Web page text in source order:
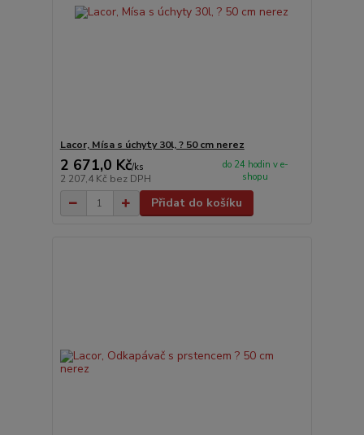
Lacor, Mísa s úchyty 30l, ? 50 cm nerez
2 671,0 Kč/ks
2 207,4 Kč bez DPH
do 24 hodin v e-
shopu
Přidat do košíku